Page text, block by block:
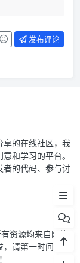
发布评论
享的在线社区，我
和学习的平台。
者的代码、参与讨
资源均来自网络
请第一时间联系